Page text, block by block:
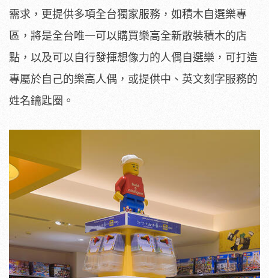
需求，更提供多項全台獨家服務，如積木自選樂專
區，將是全台唯一可以購買樂高全新散裝積木的店
點，以及可以自行發揮想像力的人偶自選樂，可打造
專屬於自己的樂高人偶，或提供中、英文刻字服務的
姓名鑰匙圈。